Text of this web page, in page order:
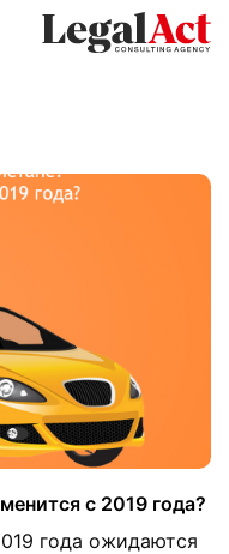
с 2019 года?
года ожидаются